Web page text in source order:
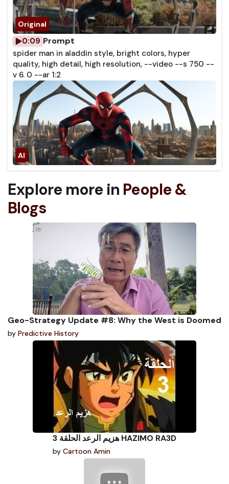
0:09 Prompt
spider man in aladdin style, bright colors, hyper
quality, high detail, high resolution, --video --s 750 --
v 6. 0 --ar 1:2
Explore more in People &
Blogs
Geo-Strategy Update #8: Why the West is Doomed
by Predictive History
هزيم الرعد الحلقة 3 HAZIMO RA3D
by Cartoon Amin